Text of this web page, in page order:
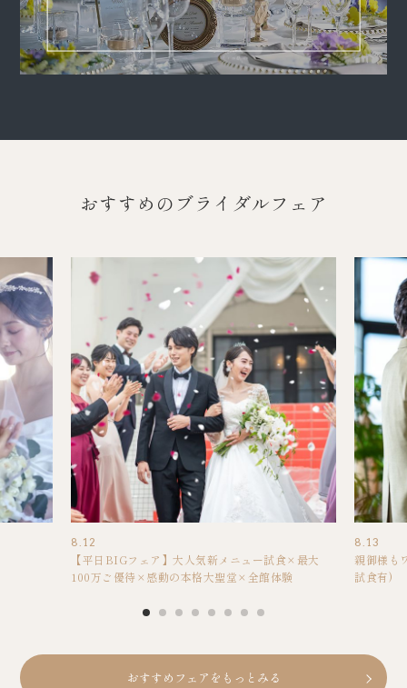
おすすめのブライダルフェア
8.12
【平日BIGフェア】大人気新メニュー試食×最大
100万ご優待×感動の本格大聖堂×全館体験
8.13
親御様も
試食有)
おすすめフェアをもっとみる